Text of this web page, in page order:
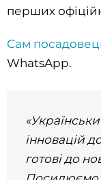
перших
Сам
WhatsApp.
інновацій
готові до